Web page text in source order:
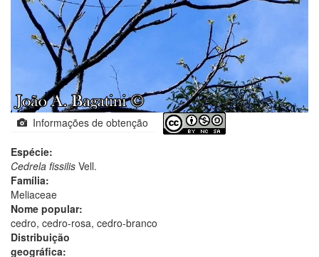
Informações de obtenção
Espécie:
Cedrela fissilis Vell.
Família:
Meliaceae
Nome popular:
cedro, cedro-rosa, cedro-branco
Distribuição
geográfica: